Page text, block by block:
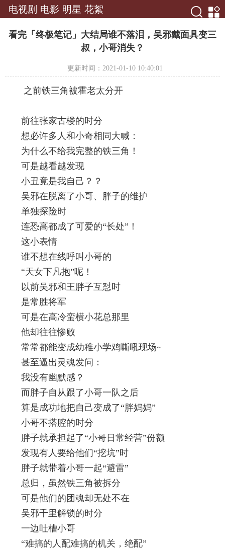
电视剧 电影 明星 花絮
看完「终极笔记」大结局谁不落泪，吴邪戴面具变三
叔，小哥消失？
更新时间：2021-01-10 10:40:01
之前铁三角被霍老太分开
前往张家古楼的时分
想必许多人和小奇相同大喊：
为什么不给我完整的铁三角！
可是越看越发现
小丑竟是我自己？？
吴邪在脱离了小哥、胖子的维护
单独探险时
连恐高都成了可爱的“长处”！
这小表情
谁不想在线呼叫小哥的
“天女下凡抱”呢！
以前吴邪和王胖子互怼时
是常胜将军
可是在高冷蛮横小花总那里
他却往往惨败
常常都能变成幼稚小学鸡嘶吼现场~
甚至逼出灵魂发问：
我没有幽默感？
而胖子自从跟了小哥一队之后
算是成功地把自己变成了“胖妈妈”
小哥不搭腔的时分
胖子就承担起了“小哥日常经营”份额
发现有人要给他们“挖坑”时
胖子就带着小哥一起“避雷”
总归，虽然铁三角被拆分
可是他们的团魂却无处不在
吴邪千里解锁的时分
一边吐槽小哥
“难搞的人配难搞的机关，绝配”